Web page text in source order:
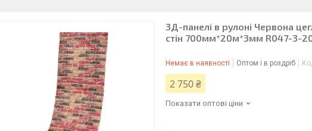
3Д-панелі в рулоні Червона
стін 700мм*20м*3мм R047-3-
Немає в наявності Оптом і в роздріб
2 750 ₴
Показати оптові ціни